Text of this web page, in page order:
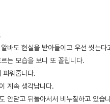
바도 현실을 받아들이고 우선 씻는다
는 모습을 보니 또 꼴립니다.
피워줍니다.
계속 생각납니다.
안닫고 뒤돌아서서 비누칠하고 있습